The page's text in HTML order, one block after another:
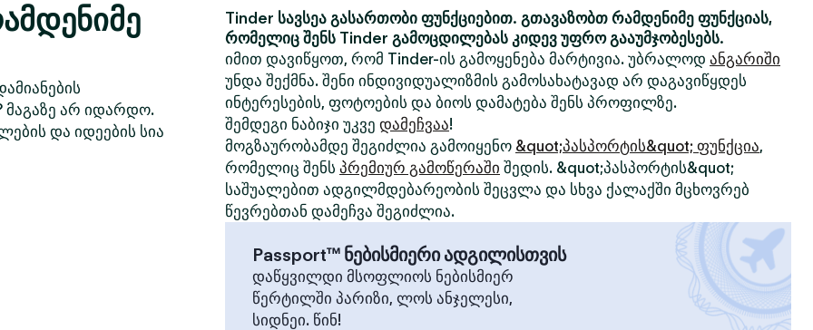
მაგაზე არ იდარდო.
და იდეების სია
Tinder სავსეა გასართობი ფუნქციებით. გთავაზობთ რამდენიმე ფუნქციას,
რომელიც შენს Tinder გამოცდილებას კიდევ უფრო გააუმჯობესებს.
იმით დავიწყოთ, რომ Tinder-ის გამოყენება მარტივია. უბრალოდ ანგარიში
უნდა შექმნა. შენი ინდივიდუალიზმის გამოსახატავად არ დაგავიწყდეს
ინტერესების, ფოტოების და ბიოს დამატება შენს პროფილზე.
შემდეგი ნაბიჯი უკვე დამეჩვაა!
მოგზაურობამდე შეგიძლია გამოიყენო &quot;პასპორტის&quot; ფუნქცია,
რომელიც შენს პრემიურ გამოწერაში შედის. &quot;პასპორტის&quot;
საშუალებით ადგილმდებარეობის შეცვლა და სხვა ქალაქში მცხოვრებ
წევრებთან დამეჩვა შეგიძლია.
Passport™ ნებისმიერი ადგილისთვის
დაწყვილდი მსოფლიოს ნებისმიერ
წერტილში პარიზი, ლოს ანჯელესი,
სიდნეი. წინ!